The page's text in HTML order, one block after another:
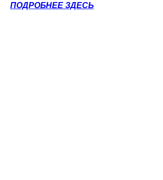
ПОДРОБНЕЕ ЗДЕСЬ